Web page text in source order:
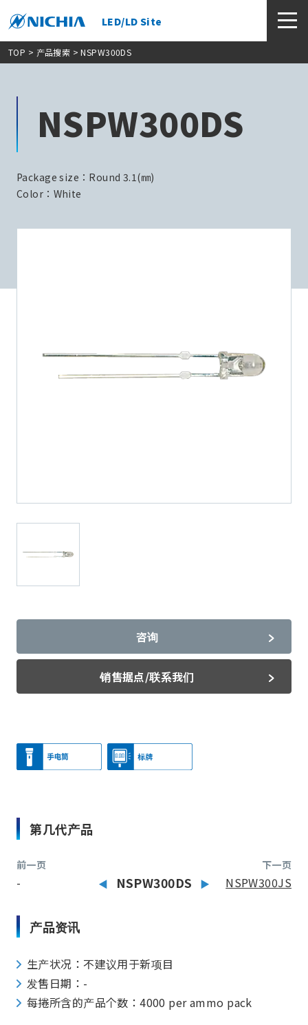
LED/LD Site
TOP > 产品搜索 > NSPW300DS
NSPW300DS
Package size：Round 3.1(㎜)
Color：White
咨询
销售据点/联系我们
第几代产品
前一页
- NSPW300DS
下一页
NSPW300JS
产品资讯
生产状况：不建议用于新项目
发售日期：-
每捲所含的产品个数：4000 per ammo pack